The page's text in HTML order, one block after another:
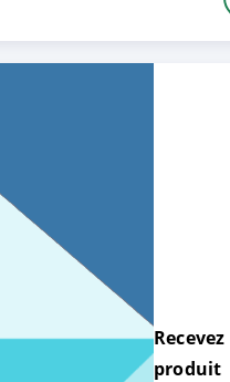
produit
PARAMETRER